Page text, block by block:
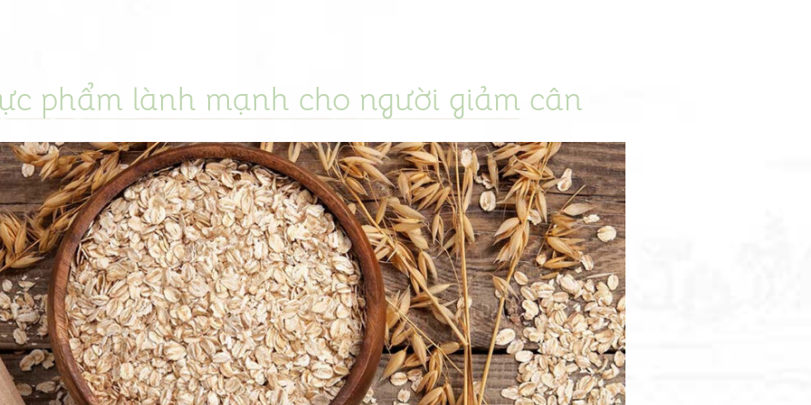
phẩm lành mạnh cho người giảm cân